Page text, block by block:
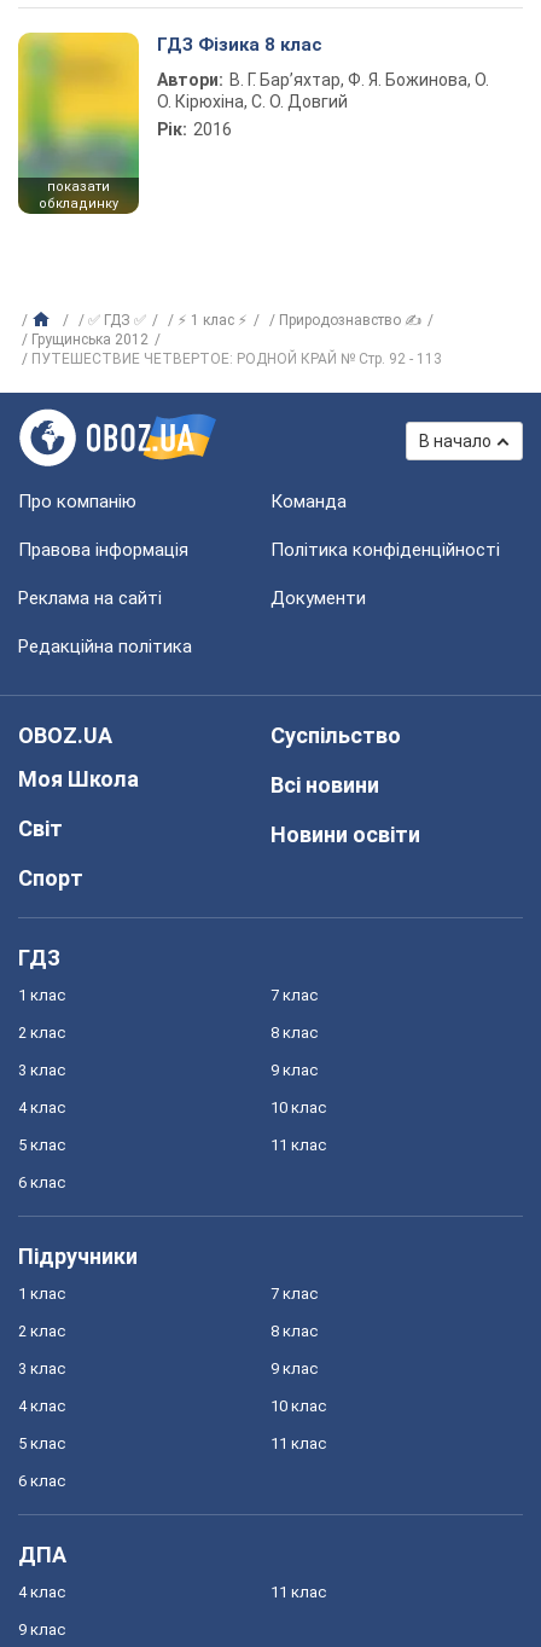
показати
обкладинку
ГДЗ Фізика 8 клас
Автори: В. Г. Бар’яхтар, Ф. Я. Божинова, О.
О. Кірюхіна, С. О. Довгий
Рік: 2016
✅ ГДЗ ✅ ⚡ 1 клас ⚡
Природознавство ✍
Грущинська 2012
ПУТЕШЕСТВИЕ ЧЕТВЕРТОЕ: РОДНОЙ КРАЙ № Стр. 92 - 113
В начало
Про компанію Команда
Правова інформація Політика конфіденційності
Реклама на сайті Документи
Редакційна політика
OBOZ.UA
Моя Школа
Світ
Спорт
Суспільство
Всі новини
Новини освіти
ГДЗ
1 клас
2 клас
3 клас
4 клас
5 клас
6 клас
7 клас
8 клас
9 клас
10 клас
11 клас
Підручники
1 клас
2 клас
3 клас
4 клас
5 клас
6 клас
7 клас
8 клас
9 клас
10 клас
11 клас
ДПА
4 клас
9 клас
11 клас